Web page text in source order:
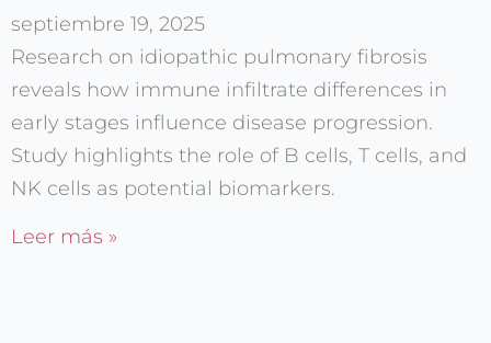
septiembre 19, 2025
Research on idiopathic pulmonary fibrosis
reveals how immune infiltrate differences in
early stages influence disease progression.
Study highlights the role of B cells, T cells, and
NK cells as potential biomarkers.
Leer más »